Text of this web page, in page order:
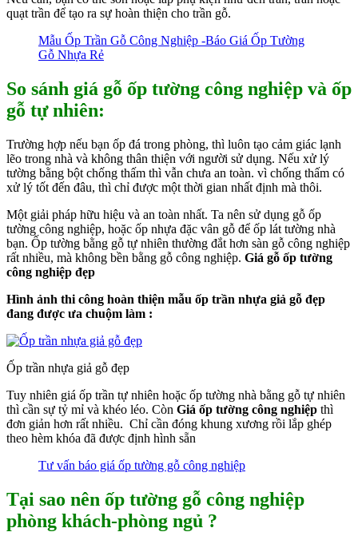
quạt trần để tạo ra sự hoàn thiện cho trần gỗ.
Mẫu Ốp Trần Gỗ Công Nghiệp -Báo Giá Ốp Tường
Gỗ Nhựa Rẻ
So sánh giá gỗ ốp tường công nghiệp và ốp
gỗ tự nhiên:
Trường hợp nếu bạn ốp đá trong phòng, thì luôn tạo cảm giác lạnh
lẽo trong nhà và không thân thiện với người sử dụng. Nếu xử lý
tường bằng bột chống thấm thì vẫn chưa an toàn. vì chống thấm có
xử lý tốt đến đâu, thì chỉ được một thời gian nhất định mà thôi.
Một giải pháp hữu hiệu và an toàn nhất. Ta nên sử dụng gỗ ốp
tường công nghiệp, hoặc ốp nhựa đặc vân gỗ để ốp lát tường nhà
bạn. Ốp tường bằng gỗ tự nhiên thường đắt hơn sàn gỗ công nghiệp
rất nhiều, mà không bền bằng gỗ công nghiệp. Giá gỗ ốp tường
công nghiệp đẹp
Hình ảnh thi công hoàn thiện mẫu ốp trần nhựa giả gỗ đẹp
đang được ưa chuộm làm :
Ốp trần nhựa giả gỗ đẹp
Tuy nhiên giá ốp trần tự nhiên hoặc ốp tường nhà bằng gỗ tự nhiên
thì cần sự tỷ mỉ và khéo léo. Còn Giá ốp tường công nghiệp thì
đơn giản hơn rất nhiều. Chỉ cần đóng khung xương rồi lắp ghép
theo hèm khóa đã được định hình sẵn
Tư vấn báo giá ốp tường gỗ công nghiệp
Tại sao nên ốp tường gỗ công nghiệp
phòng khách-phòng ngủ ?